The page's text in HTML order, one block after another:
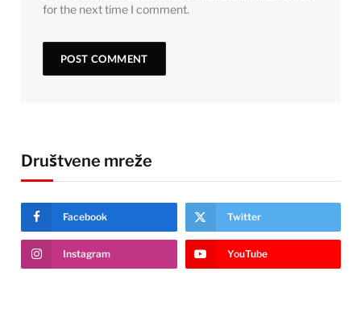
for the next time I comment.
Društvene mreže
Facebook Twitter
Instagram YouTube